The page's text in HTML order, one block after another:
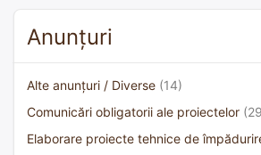
Anunțuri
Alte anunțuri / Diverse (14)
Comunicări obligatorii ale proiectelor
Elaborare proiecte tehnice de